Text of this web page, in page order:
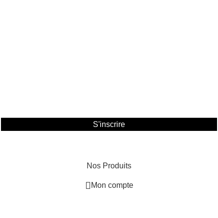
S'inscrire
Nos Produits
Mon compte